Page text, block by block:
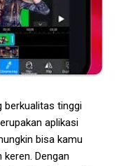
berkualitas tinggi
aplikasi
bisa kamu
Dengan